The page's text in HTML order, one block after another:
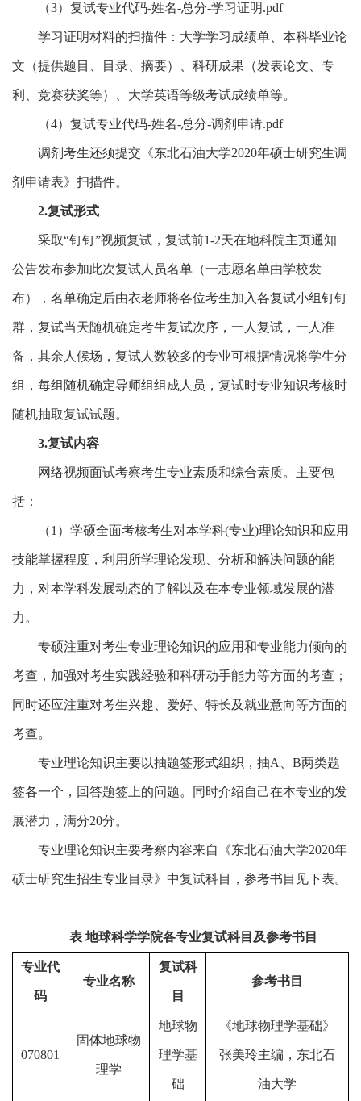
（3）复试专业代码-姓名-总分-学习证明.pdf
学习证明材料的扫描件：大学学习成绩单、本科毕业论
文（提供题目、目录、摘要）、科研成果（发表论文、专
利、竞赛获奖等）、大学英语等级考试成绩单等。
（4）复试专业代码-姓名-总分-调剂申请.pdf
调剂考生还须提交《东北石油大学2020年硕士研究生调
剂申请表》扫描件。
2.复试形式
采取“钉钉”视频复试，复试前1-2天在地科院主页通知
公告发布参加此次复试人员名单（一志愿名单由学校发
布），名单确定后由衣老师将各位考生加入各复试小组钉钉
群，复试当天随机确定考生复试次序，一人复试，一人准
备，其余人候场，复试人数较多的专业可根据情况将学生分
组，每组随机确定导师组组成人员，复试时专业知识考核时
随机抽取复试试题。
3.复试内容
网络视频面试考察考生专业素质和综合素质。主要包
括：
（1）学硕全面考核考生对本学科(专业)理论知识和应用
技能掌握程度，利用所学理论发现、分析和解决问题的能
力，对本学科发展动态的了解以及在本专业领域发展的潜
力。
专硕注重对考生专业理论知识的应用和专业能力倾向的
考查，加强对考生实践经验和科研动手能力等方面的考查；
同时还应注重对考生兴趣、爱好、特长及就业意向等方面的
考查。
专业理论知识主要以抽题签形式组织，抽A、B两类题
签各一个，回答题签上的问题。同时介绍自己在本专业的发
展潜力，满分20分。
专业理论知识主要考察内容来自《东北石油大学2020年
硕士研究生招生专业目录》中复试科目，参考书目见下表。
表 地球科学学院各专业复试科目及参考书目
专业代
码
专业名称
复试科
目
参考书目
070801
固体地球物
理学
地球物
理学基
础
《地球物理学基础》
张美玲主编，东北石
油大学